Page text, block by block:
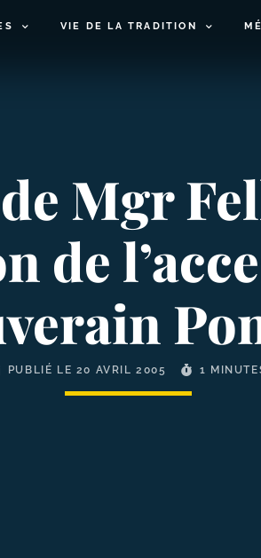
VIE DE LA TRADITION
Mgr
de
PUBLIÉ LE 20 AVRIL 2005 1